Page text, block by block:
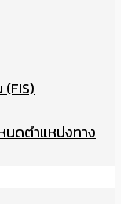
นดตำแหน่งทาง